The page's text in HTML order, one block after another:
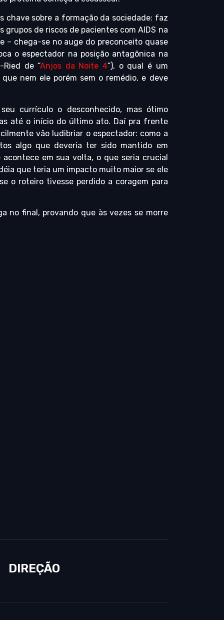
chave sobre a formação da sociedade: faz
grupos de riscos de pacientes com AIDS na
– chega-se no auge do preconceito quase
o espectador na posição antagônica na
de “Anjos da Noite 4”), o qual é um
nem ele porém sem o remédio, e deve
currículo o desconhecido, mas ótimo
até o início do último ato. Daí pra frente
vão ludibriar o espectador: como a
algo que deveria ter sido mantido em
acontece em sua volta, o que seria crucial
que teria um impacto muito maior se ele
o roteiro tivesse perdido a coragem para
no final, provando que às vezes se morre
DIREÇÃO